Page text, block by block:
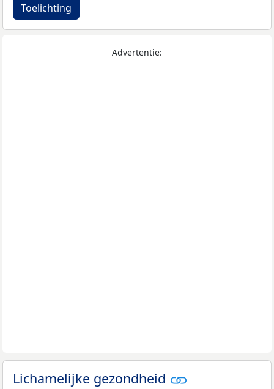
Toelichting
Advertentie:
Lichamelijke gezondheid